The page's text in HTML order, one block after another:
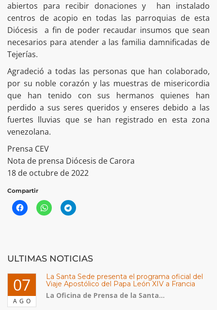
abiertos para recibir donaciones y han instalado
centros de acopio en todas las parroquias de esta
Diócesis a fin de poder recaudar insumos que sean
necesarios para atender a las familia damnificadas de
Tejerías.
Agradeció a todas las personas que han colaborado,
por su noble corazón y las muestras de misericordia
que han tenido con sus hermanos quienes han
perdido a sus seres queridos y enseres debido a las
fuertes lluvias que se han registrado en esta zona
venezolana.
Prensa CEV
Nota de prensa Diócesis de Carora
18 de octubre de 2022
Compartir
ULTIMAS NOTICIAS
07
AGO
La Santa Sede presenta el programa oficial del
Viaje Apostólico del Papa León XIV a Francia
La Oficina de Prensa de la Santa...